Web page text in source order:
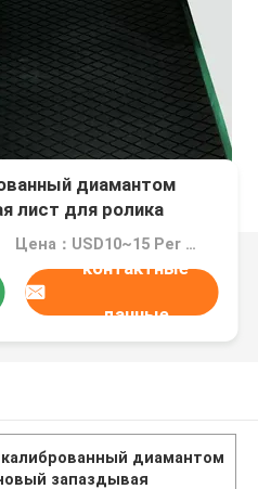
диамантом
лист для ролика
Цена：USD10~15 Per Unit
контактные
данные
диамантом
запаздывая